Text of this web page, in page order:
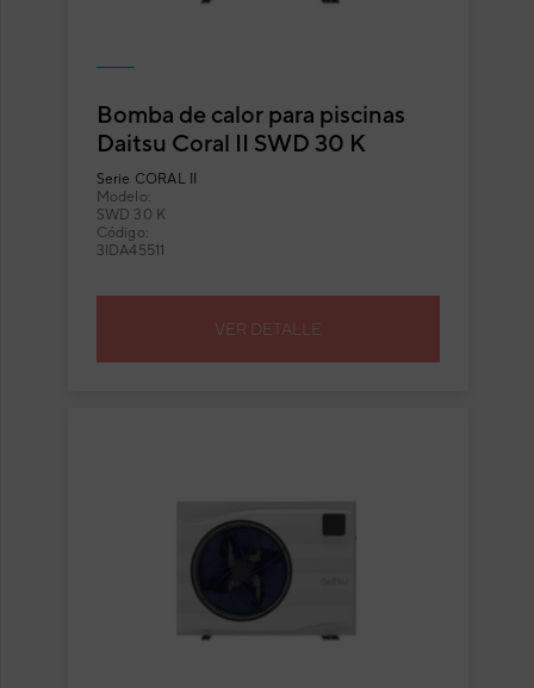
Bomba de calor para piscinas
Daitsu Coral II SWD 30 K
Serie CORAL II
Modelo:
SWD 30 K
Código:
3IDA45511
VER DETALLE